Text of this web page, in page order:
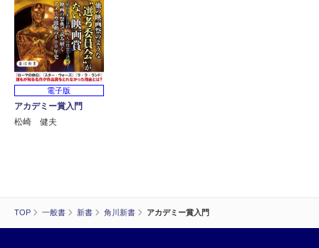
TOP 一般書 新書 角川新書 アカデミー賞入門
電子版
アカデミー賞入門
松崎 健夫